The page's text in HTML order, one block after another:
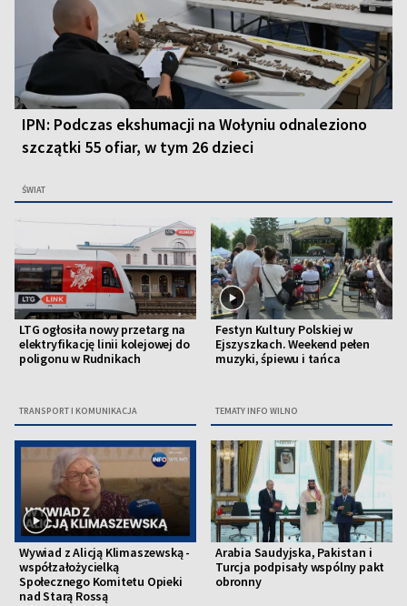
IPN: Podczas ekshumacji na Wołyniu odnaleziono
szczątki 55 ofiar, w tym 26 dzieci
ŚWIAT
LTG ogłosiła nowy przetarg na
elektryfikację linii kolejowej do
poligonu w Rudnikach
TRANSPORT I KOMUNIKACJA
Festyn Kultury Polskiej w
Ejszyszkach. Weekend pełen
muzyki, śpiewu i tańca
TEMATY INFO WILNO
Wywiad z Alicją Klimaszewską -
współzałożycielką
Społecznego Komitetu Opieki
nad Starą Rossą
Arabia Saudyjska, Pakistan i
Turcja podpisały wspólny pakt
obronny